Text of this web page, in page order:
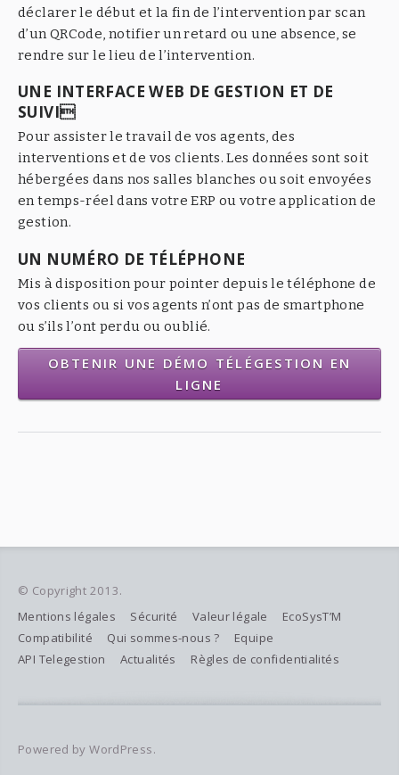
déclarer le début et la fin de l’intervention par scan
d’un QRCode, notifier un retard ou une absence, se
rendre sur le lieu de l’intervention.
UNE INTERFACE WEB DE GESTION ET DE
SUIVI
Pour assister le travail de vos agents, des
interventions et de vos clients. Les données sont soit
hébergées dans nos salles blanches ou soit envoyées
en temps-réel dans votre ERP ou votre application de
gestion.
UN NUMÉRO DE TÉLÉPHONE
Mis à disposition pour pointer depuis le téléphone de
vos clients ou si vos agents n’ont pas de smartphone
ou s’ils l’ont perdu ou oublié.
OBTENIR UNE DÉMO TÉLÉGESTION EN
LIGNE
© Copyright 2013.
Mentions légales
Sécurité Valeur légale
EcoSysT’M
Compatibilité
Qui sommes-nous ?
Equipe
API Telegestion
Actualités Règles de confidentialités
Powered by WordPress.